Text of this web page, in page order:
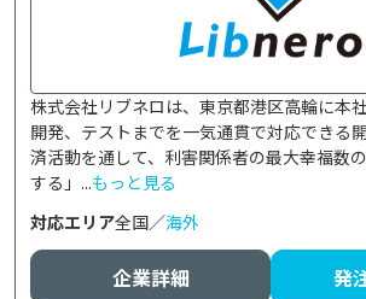
株式会社リブネロは、東京都港区高輪に本
開発、テストまでを一気通貫で対応できる
済活動を通して、利害関係者の最大幸福数
する」...もっと見る
対応エリア全国／海外
企業詳細 発